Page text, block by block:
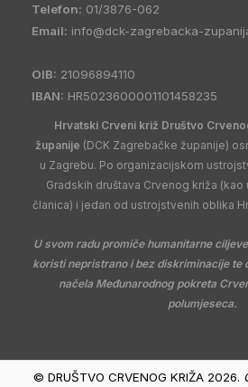
Telefon: 01/3876-062
Email: info@dck-zagrebacka-
OIB: 21096894110
IBAN: HR5023600001101458235
Hrvatski Crveni križ Društvo
županije (DCK Zagrebačke županije)
u Zagrebu. Po organizacijskom
Gradskih društava Crvenog križa
članica) i jedan od ustrojstvenih oblika
U svom radu promiče humanitarne
koristi nepristrano i bez diskriminacije te
načela Međunarodnog pokreta
polumjeseca.
© DRUŠTVO CRVENOG KRIŽA 2026.